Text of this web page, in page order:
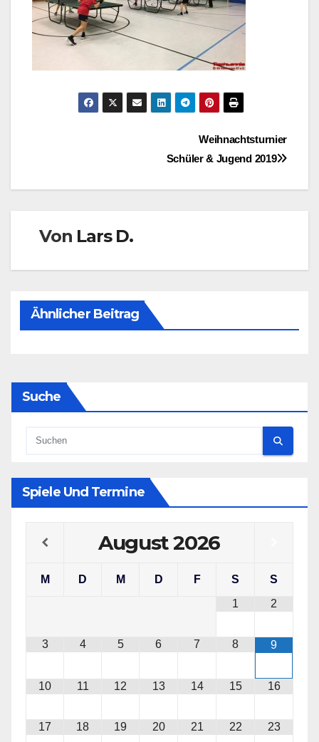
BeitragsnavigationWeihnachtsturnier
Schüler & Jugend 2019
Von Lars D.
Ähnlicher Beitrag
Suche
Spiele Und Termine
August2026
M D M D F S
S
1
2
3 4 5 6 7 8 9
10 11 12 13 14 15 16
17 18 19 20 21 22 23